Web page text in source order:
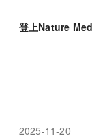
登上Nature
2025-11-20